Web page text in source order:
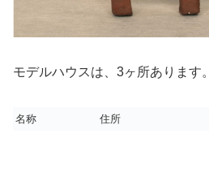
モデルハウスは、3ヶ所あります。
名称 住所